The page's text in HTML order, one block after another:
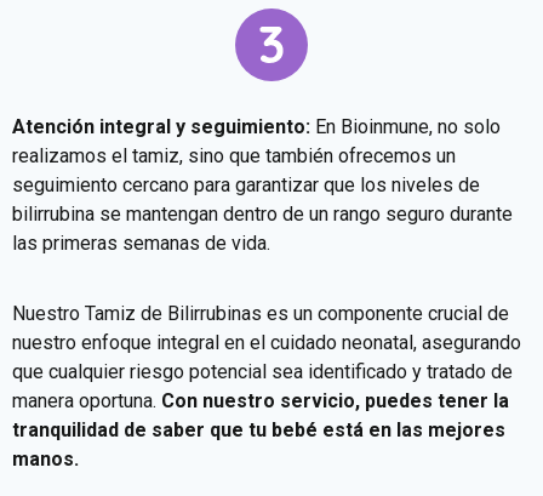
Atención integral y seguimiento: En Bioinmune, no solo
realizamos el tamiz, sino que también ofrecemos un
seguimiento cercano para garantizar que los niveles de
bilirrubina se mantengan dentro de un rango seguro durante
las primeras semanas de vida.
Nuestro Tamiz de Bilirrubinas es un componente crucial de
nuestro enfoque integral en el cuidado neonatal, asegurando
que cualquier riesgo potencial sea identificado y tratado de
manera oportuna. Con nuestro servicio, puedes tener la
tranquilidad de saber que tu bebé está en las mejores
manos.